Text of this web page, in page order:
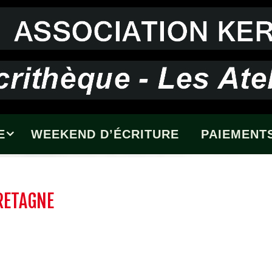
WEEKEND D’ÉCRITURE